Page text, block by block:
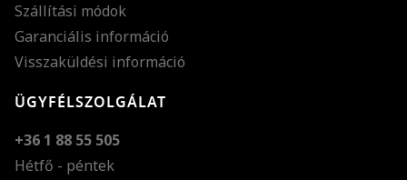
Szállítási módok
Garanciális információ
Visszaküldési információ
ÜGYFÉLSZOLGÁLAT
+36 1 88 55 505
Hétfő - péntek